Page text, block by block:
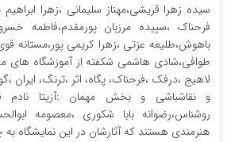
سیده زهرا قریشی،مهناز سلیمانی ،زهرا ابراهیم
فرحناک ،سپیده مرزبان پورمقدم،فاطمه
باهوش،طلیعه عزتی ،زهرا کریمی پور،مستانه
طوافی،شادی هاشمی شکفته از آموزشگاه های مه
لاهیج ،درفک ،فرحناک، پگاه، اثر ،ترنگ، ایران
و نقاشباشی و بخش مهمان :آزیتا نادم
روشناس،رضوانه بابا شکوری ،معصومه
هنرمندی هستند که آثارشان در این نمایشگاه